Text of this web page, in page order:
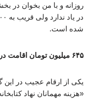
روزانه و با من بخوان
شده است.
۶۴۵ میلیون تومان اقامت در هتل
«هزینه مهمانان نهاد